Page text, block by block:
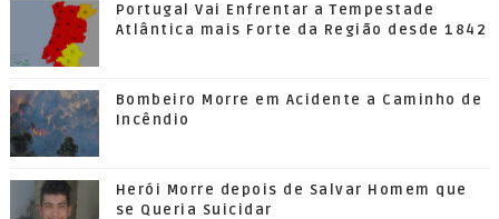
Portugal Vai Enfrentar a Tempestade
Atlântica mais Forte da Região desde 1842
Bombeiro Morre em Acidente a Caminho de
Incêndio
Herói Morre depois de Salvar Homem que
se Queria Suicidar